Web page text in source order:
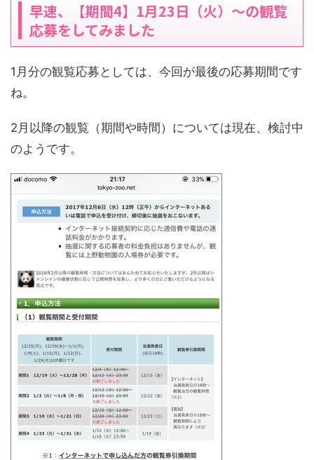
早速、【期間4】1月23日（火）～の観覧
応募をしてみました
1月分の観覧応募としては、今回が最後の応募期間です
ね。
2月以降の観覧（期間や時間）については現在、検討中
のようです。